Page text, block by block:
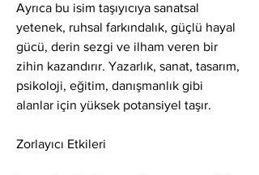
Ayrıca bu isim taşıyıcıya sanatsal
yetenek, ruhsal farkındalık, güçlü hayal
gücü, derin sezgi ve ilham veren bir
zihin kazandırır. Yazarlık, sanat, tasarım,
psikoloji, eğitim, danışmanlık gibi
alanlar için yüksek potansiyel taşır.
Zorlayıcı Etkileri